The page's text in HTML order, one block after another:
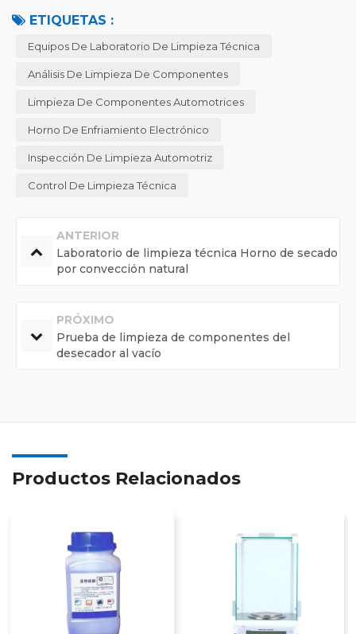
ETIQUETAS :
Equipos De Laboratorio De Limpieza Técnica
Análisis De Limpieza De Componentes
Limpieza De Componentes Automotrices
Horno De Enfriamiento Electrónico
Inspección De Limpieza Automotriz
Control De Limpieza Técnica
ANTERIOR
Laboratorio de limpieza técnica Horno de secado
por convección natural
PRÓXIMO
Prueba de limpieza de componentes del
desecador al vacío
Productos Relacionados